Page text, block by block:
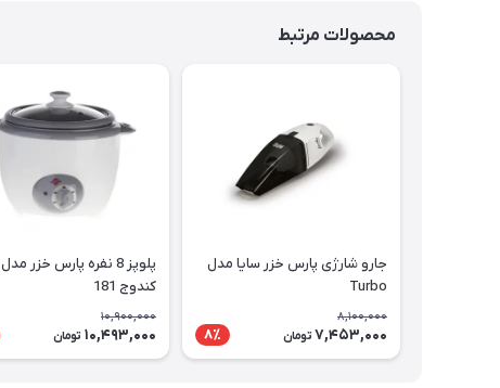
محصولات مرتبط
جارو شارژی پارس خزر سایا مدل
Turbo
8,100,000
7,453,000 تومان 8٪
پلوپز 8 نفره پارس خزر مدل
کندوج 181
10,900,000
10,493,000 تومان